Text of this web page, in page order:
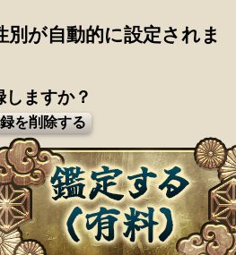
が自動的に設定されま
ますか？